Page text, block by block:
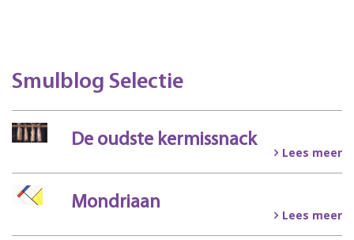
Smulblog Selectie
De oudste kermissnack
Lees meer
Mondriaan
Lees meer